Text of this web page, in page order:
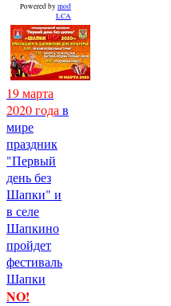
Powered by mod
LCA
19 марта
2020 года в
мире
праздник
"Первый
день без
Шапки" и
в селе
Шапкино
пройдет
фестиваль
Шапки
NO!